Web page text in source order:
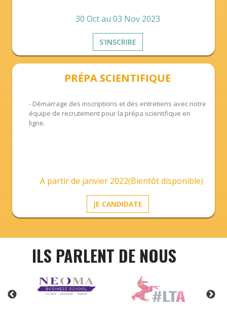
30 Oct au 03 Nov 2023
S'INSCRIRE
PRÉPA SCIENTIFIQUE
- Démarrage des inscriptions et des entretiens avec notre
équipe de recrutement pour la prépa scientifique en
ligne.
A partir de janvier 2022(Bientôt disponible)
JE CANDIDATE
ILS PARLENT DE NOUS